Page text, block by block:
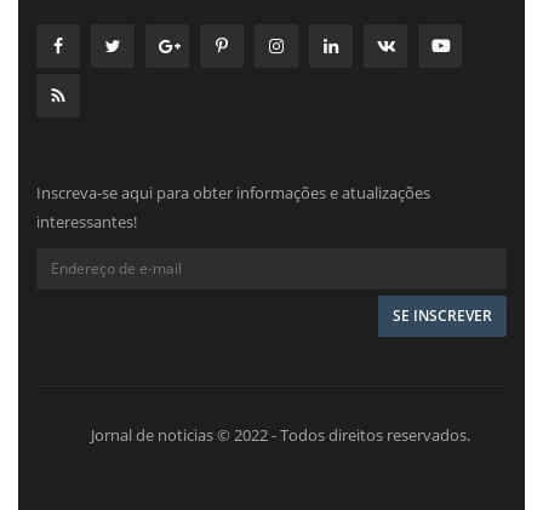
Inscreva-se aqui para obter informações e atualizações
interessantes!
Jornal de noticias © 2022 - Todos direitos reservados.